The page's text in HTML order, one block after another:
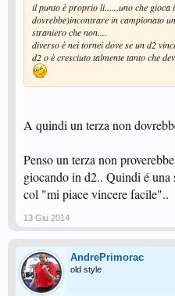
il punto è proprio li......uno che gioca
dovrebbe)incontrare in campionato
straniero che non....
diverso è nei tornei dove se un d2
d2 o è cresciuto talmente tanto che
A quindi un terza non
Penso un terza non
giocando in d2.. Quindi é una
col "mi piace vincere facile"..
13 Giu 2014
AndrePrimorac
old style